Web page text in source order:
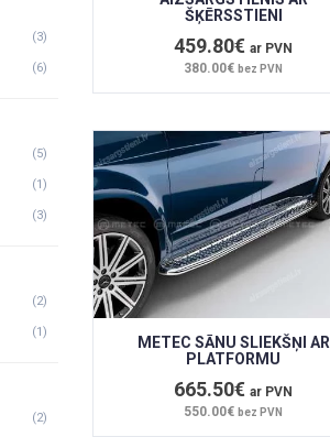
(3)
(6)
(5)
(1)
(3)
(2)
(1)
(2)
ŠĶĒRSSTIENI
459.80€ar PVN
380.00€bez PVN
METEC SĀNU SLIEKŠŅI AR
PLATFORMU
665.50€ar PVN
550.00€bez PVN